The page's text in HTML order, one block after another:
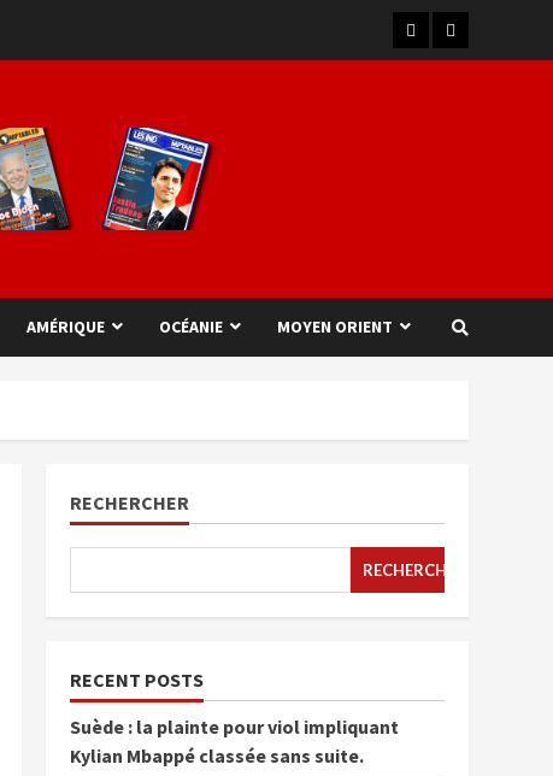
AMÉRIQUE OCÉANIE MOYEN ORIENT
RECHERCHER
RECHERCHER
RECENT POSTS
Suède : la plainte pour viol impliquant
Kylian Mbappé classée sans suite.